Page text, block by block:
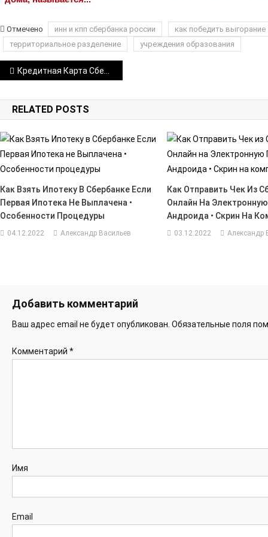
Отмечено инн и кпп сбербанка россии
как победить выгорание
территориальное разделение
учреждения образования
Навигация
по
записям
Кредитная Карта Сбербанк Visa Gold Отзывы Форум • Бесконтактная оплата
RELATED POSTS
Как Взять Ипотеку В Сбербанке Если
Первая Ипотека Не Выплачена •
Особенности Процедуры
04.12.2022 Александр Васильев
Как Отправить Чек Из
Онлайн На
Андроида • Скрин На
03.12.2022 Александр
Добавить комментарий
Ваш адрес email не будет опубликован. Обязательные поля
Комментарий *
Имя
Email